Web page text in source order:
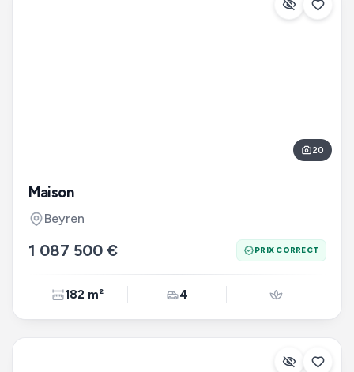
20
Maison
Beyren
1 087 500 € PRIX CORRECT
182 m² 4